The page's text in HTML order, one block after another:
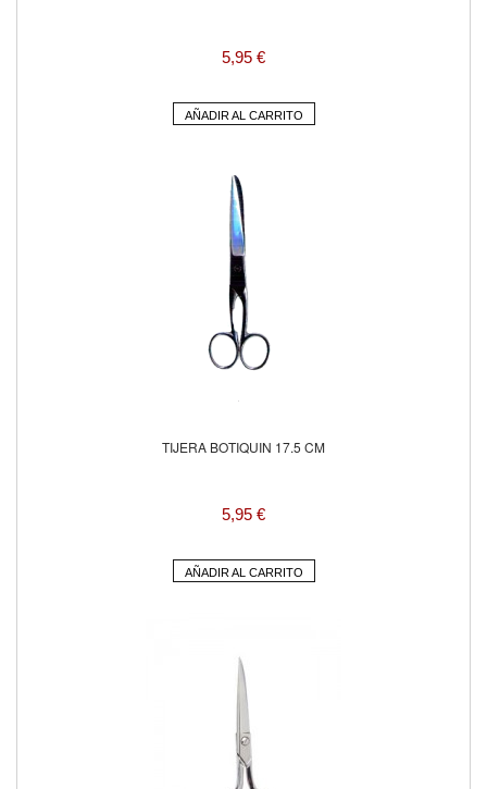
5,95 €
AÑADIR AL CARRITO
TIJERA BOTIQUIN 17.5 CM
5,95 €
AÑADIR AL CARRITO